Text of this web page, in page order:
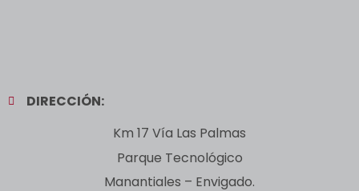
DIRECCIÓN:
Km 17 Vía Las Palmas
Parque Tecnológico
Manantiales – Envigado.